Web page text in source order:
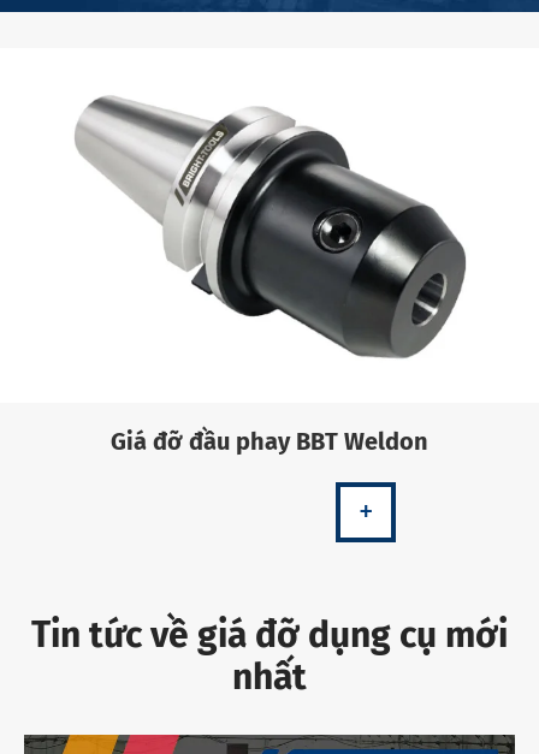
Giá đỡ đầu phay BBT Weldon
+
Tin tức về giá đỡ dụng cụ mới
nhất